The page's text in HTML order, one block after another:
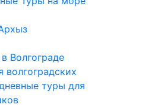
Волгограде
туры для